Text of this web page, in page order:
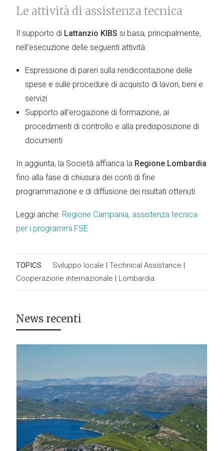
Le attività di assistenza tecnica
Il supporto di Lattanzio KIBS si basa, principalmente,
nell’esecuzione delle seguenti attività:
Espressione di pareri sulla rendicontazione delle
spese e sulle procedure di acquisto di lavori, beni e
servizi
Supporto all’erogazione di formazione, ai
procedimenti di controllo e alla predisposizione di
documenti
In aggiunta, la Società affianca la Regione Lombardia
fino alla fase di chiusura dei conti di fine
programmazione e di diffusione dei risultati ottenuti.
Leggi anche: Regione Campania, assistenza tecnica
per i programmi FSE
TOPICS Sviluppo locale | Technical Assistance |
Cooperazione internazionale | Lombardia
News recenti